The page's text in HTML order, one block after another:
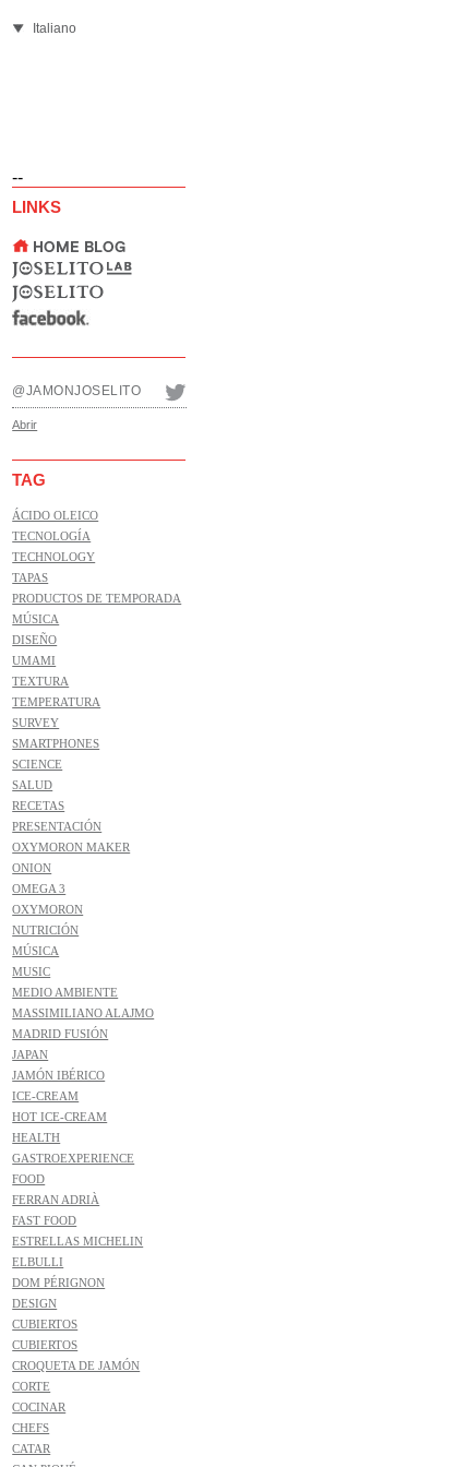
Italiano
--
LINKS
@JAMONJOSELITO
Abrir
TAG
ÁCIDO OLEICO
TECNOLOGÍA
TECHNOLOGY
TAPAS
PRODUCTOS DE TEMPORADA
MÚSICA
DISEÑO
UMAMI
TEXTURA
TEMPERATURA
SURVEY
SMARTPHONES
SCIENCE
SALUD
RECETAS
PRESENTACIÓN
OXYMORON MAKER
ONION
OMEGA 3
OXYMORON
NUTRICIÓN
MÚSICA
MUSIC
MEDIO AMBIENTE
MASSIMILIANO ALAJMO
MADRID FUSIÓN
JAPAN
JAMÓN IBÉRICO
ICE-CREAM
HOT ICE-CREAM
HEALTH
GASTROEXPERIENCE
FOOD
FERRAN ADRIÀ
FAST FOOD
ESTRELLAS MICHELIN
ELBULLI
DOM PÉRIGNON
DESIGN
CUBIERTOS
CUBIERTOS
CROQUETA DE JAMÓN
CORTE
COCINAR
CHEFS
CATAR